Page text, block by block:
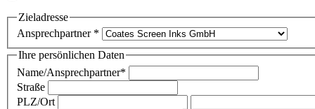
Zieladresse
Ansprechpartner *
Ihre persönlichen Daten
Name/Ansprechpartner*
Straße
PLZ/Ort